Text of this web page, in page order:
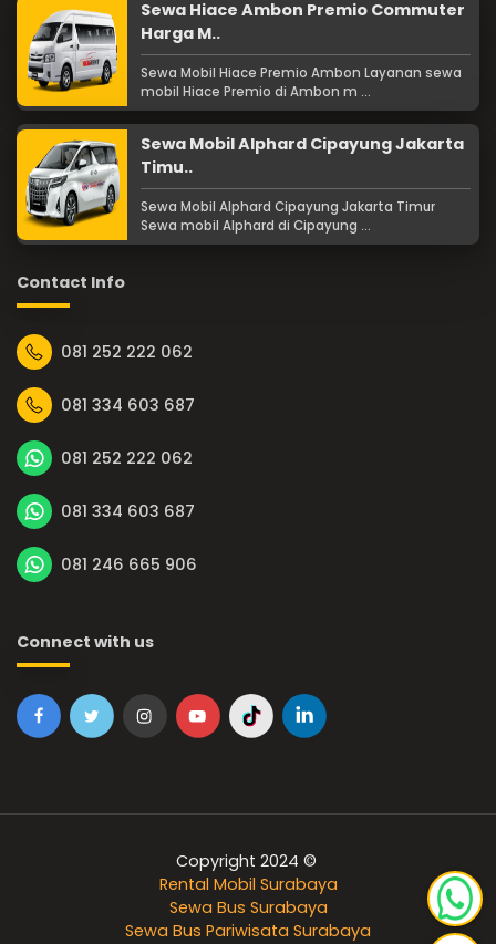
Sewa Hiace Ambon Premio Commuter
Harga M..
Sewa Mobil Hiace Premio Ambon Layanan sewa
mobil Hiace Premio di Ambon m ...
Sewa Mobil Alphard Cipayung Jakarta
Timu..
Sewa Mobil Alphard Cipayung Jakarta Timur
Sewa mobil Alphard di Cipayung ...
Contact Info
081 252 222 062
081 334 603 687
081 252 222 062
081 334 603 687
081 246 665 906
Connect with us
Copyright 2024 ©
Rental Mobil Surabaya
Sewa Bus Surabaya
Sewa Bus Pariwisata Surabaya